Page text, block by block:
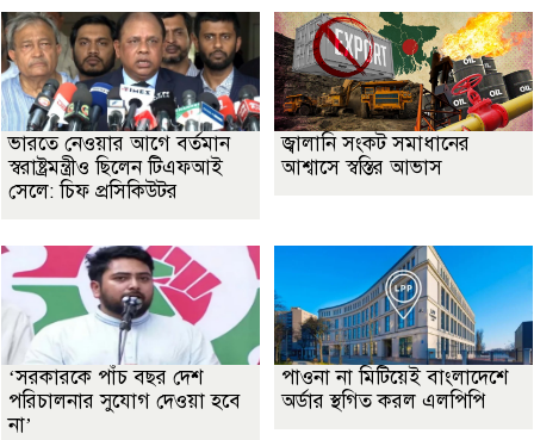
ভারতে নেওয়ার আগে বর্তমান
স্বরাষ্ট্রমন্ত্রীও ছিলেন টিএফআই
সেলে: চিফ প্রসিকিউটর
জ্বালানি সংকট সমাধানের
আশ্বাসে স্বস্তির আভাস
‘সরকারকে পাঁচ বছর দেশ
পরিচালনার সুযোগ দেওয়া হবে
না’
পাওনা না মিটিয়েই বাংলাদেশে
অর্ডার স্থগিত করল এলপিপি